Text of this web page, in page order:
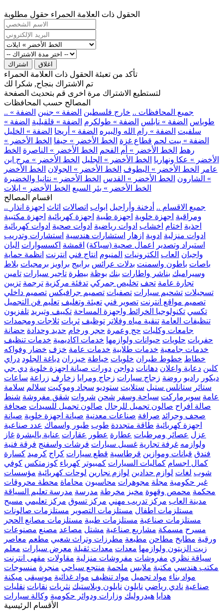
الحقول ذات العلامة الحمراء حقول مطلوبة
اشتراك اغلاق
تأكد من تعبئة الحقول ذات العلامة الحمراء
تم الاشتراك بنجاح, شكرا لك
لتستطيع الاشتراك مرة اخرى قم بتحديث الصفحة
المصالح حسب المحافظات
.. جميع المحافظات .. خارج فلسطين الضفة » جنين الضفة »
طوباس الضفة » نابلس الضفة » طولكرم الضفة » قلقيلية الضفة »
سلفيت الضفة » رام الله والبيره الضفة » أريحا الضفة » الخليل
الضفة » بيت لحم قطاع غزة الخط الأخضر » حيفا الخط الأخضر »
رهط الخط الأخضر » أم الفحم الخط الأخضر » الناصرة الخط
الأخضر » عكا ونهاريا الخط الأخضر » الجليل الخط الأخضر » مرج ابن
عامر
الخط الأخضر » البطوف الخط الأخضر » الجولان الخط الأخضر
» الشارون الخط الأخضر » القدس الخط الأخضر » نتانيا والخضيرة
الخط الأخضر » بئر السبع الخط الأخضر » ايلات
اقسام المصالح
.. جميع الاقسام .. أدخنة وأراجيل ابواب اتصالات اثاث اجهزة انذار
ومراقبة اجهزة خلوية اجهزة طبية اجهزة كهربائية اجهزة مكتبية
احذية اختام اخشاب ادوات رياضية ادوات صحية ادوات كهربائية
ادوات منزلية ادوية ازهار استشارات هندسية استشارات وتدريب
استيراد وتصدير
اعمال صحية (سباكة) اقمشة اكسسوارات البان
واجبان العاب الكترونيات المنيوم انتاج فني انترنت انظمة حماية
باصات باطون واسمنت بدلات عرائس برابيج براويز برمجيات بلاط
وسيراميك بناشر واطارات بنك بوظة بيطرة تاجير سيارات تامين
تجارة عامة تحف تخليص جمركي تدفئة مركزية ترجمة تزيين
تسجيلات تشحيم سيارات تصفيات تصميم جرافيكس تصميم داخلي
تصميم مواقع انترنت تصوير فني تعبئة وتغليف تعليم فن التجميل
تكسي تكنولوجيا الخرائط واجهزة المساحة تكييف وتبريد تلفزيون
تنظيفات العامة تنقية مياه وفلاتر توظيف ثريات ثلاجات ومجمدات
جامعات وكليات حج وعمرة حجر ورخام حديد وحدادة حضانة
حفريات حلويات حيوانات ولوازمها خدمات اكاديمية خدمات تنظيف
خدمات جامعية خدمات طلابية خدمات عامة خزف خضار وفواكه
خطاط خطوط طيران خلويات خياطة خيزران دباغة الجلود دراي
كلين دعاية واعلان دهانات دواجن دورات صيانة اجهزة خلوية دي جي
ديكور راديو روضة زجاج سيارات زجاج ومرايا زخارف زراعة ساعات
ستائر ستانلس ستيل ستلايت ستوديو سجاد وموكيت سلالم سلامة
عامة سوبرماركت سياحة وسفر شحن شروات شقق مفروشة شنط
صالة افراح صالون تجميل للرجال صالون تجميل للسيدات صحافة
صحف وجرائد صرافة صناعات معدنية صيانة اجهزة خلوية صيانة
اجهزة كهربائية طاقة متجددة طوب طيور واسماك عدد صناعية
عزل عصائر ومرطبات عطارة عطور عقارات عناية بالبشرة غاز
ولوازمه غرفة تجارية غسيل سيارات فرشات واسفنج فرقة فنية
فندق قبانات وموازين قرطاسية قطع سيارات كراج كرميد كسارة
كمال اجسام كماليات السيارات كمبيوتر كهرباء كوزمتكس كوفي
شوب لغات لوازم حدادين لوازم نجارين لوحات كهربائية مؤسسات
غير حكومية مجلة مجوهرات محاسبون محاماة محطة محروقات
محكمة محمص وقهوة مخبز مخرطة مدرسة مدرسة تعليم السياقة
مدينة العاب مركز تدريب مهني مركز تسوق مركز تعليمي مسبح
مستلزمات اطفال مستلزمات التصوير مستلزمات صالونات
مستلزمات صناعية مستلزمات طبية مستلزمات مصانع الحجر
مسرح مسمكة مشاريع صناعية مشتل مصاعد مصنع مصنوعات
ورقية مطابخ مطاحن مطبعة مطرزات وتراث شعبي مطعم معاصر
زيت الزيتون ولوازمها معدات معدات ثقيلة معرض سيارات معلم
سياقة نظري مفروشات مفروشات منزلية مقاولات مقهى انترنت
مكتب هندسي مكتبة ملابس ملحمة منتجع سياحي منجرة منسوجات
مواد بناء مواد تجميل مواد تنظيف مواد غذائية موسيقى ميكنة
صناعية نادي رياضي نايلون نايلون وبلاستيك نثريات نقابات نقليات
هدايا هيدروليك وزارات ودوائر حكومية وكالة سيارات
الأقسام الرئيسية